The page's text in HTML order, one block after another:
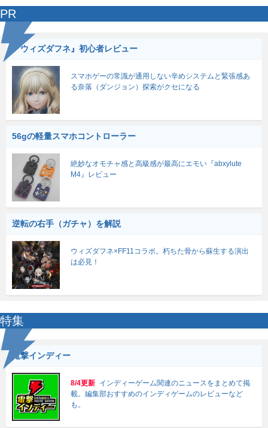
PR
『ウィズダフネ』初心者レビュー
スマホゲーの常識が通用しない辛めシステムと緊張感あ
る奈落（ダンジョン）探索がクセになる
56gの軽量スマホコントローラー
絶妙なオモチャ感と高級感が最高にエモい『abxylute
M4』レビュー
逆転の右手（ガチャ）を解説
ウィズダフネ×FF11コラボ。朽ちた骨から蘇生する演出
は必見！
特集
電撃インディー
8/4更新 インディーゲーム関連のニュースをまとめて掲
載。編集部おすすめのインディゲームのレビューなど
も。